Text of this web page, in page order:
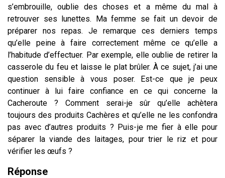
s’embrouille, oublie des choses et a même du mal à
retrouver ses lunettes. Ma femme se fait un devoir de
préparer nos repas. Je remarque ces derniers temps
qu’elle peine à faire correctement même ce qu’elle a
l’habitude d’effectuer. Par exemple, elle oublie de retirer la
casserole du feu et laisse le plat brûler. À ce sujet, j’ai une
question sensible à vous poser. Est-ce que je peux
continuer à lui faire confiance en ce qui concerne la
Cacheroute ? Comment serai-je sûr qu’elle achètera
toujours des produits Cachères et qu’elle ne les confondra
pas avec d’autres produits ? Puis-je me fier à elle pour
séparer la viande des laitages, pour trier le riz et pour
vérifier les œufs ?
Réponse